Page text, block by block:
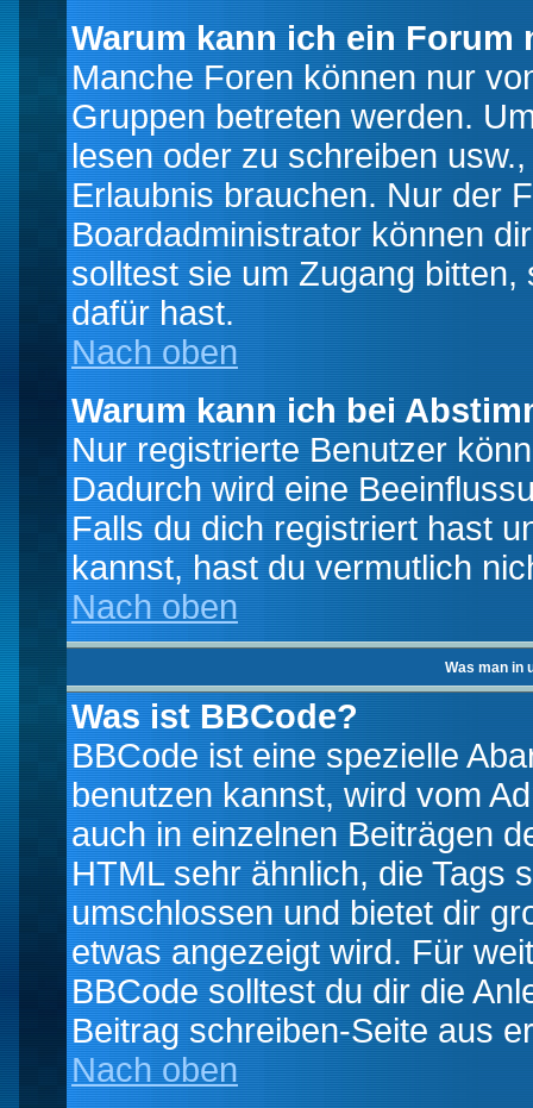
Warum kann ich ein Forum
Manche Foren können nur
Gruppen betreten werden.
lesen oder zu schreiben
Erlaubnis brauchen. Nur der
Boardadministrator können
solltest sie um Zugang
dafür hast.
Nach oben
Warum kann ich bei
Nur registrierte Benutzer
Dadurch wird eine
Falls du dich registriert hast
kannst, hast du vermutlich
Nach oben
Was man in
Was ist BBCode?
BBCode ist eine spezielle
benutzen kannst, wird vom
auch in einzelnen Beiträgen
HTML sehr ähnlich, die Tags
umschlossen und bietet dir
etwas angezeigt wird. Für
BBCode solltest du dir die
Beitrag schreiben-Seite aus
Nach oben